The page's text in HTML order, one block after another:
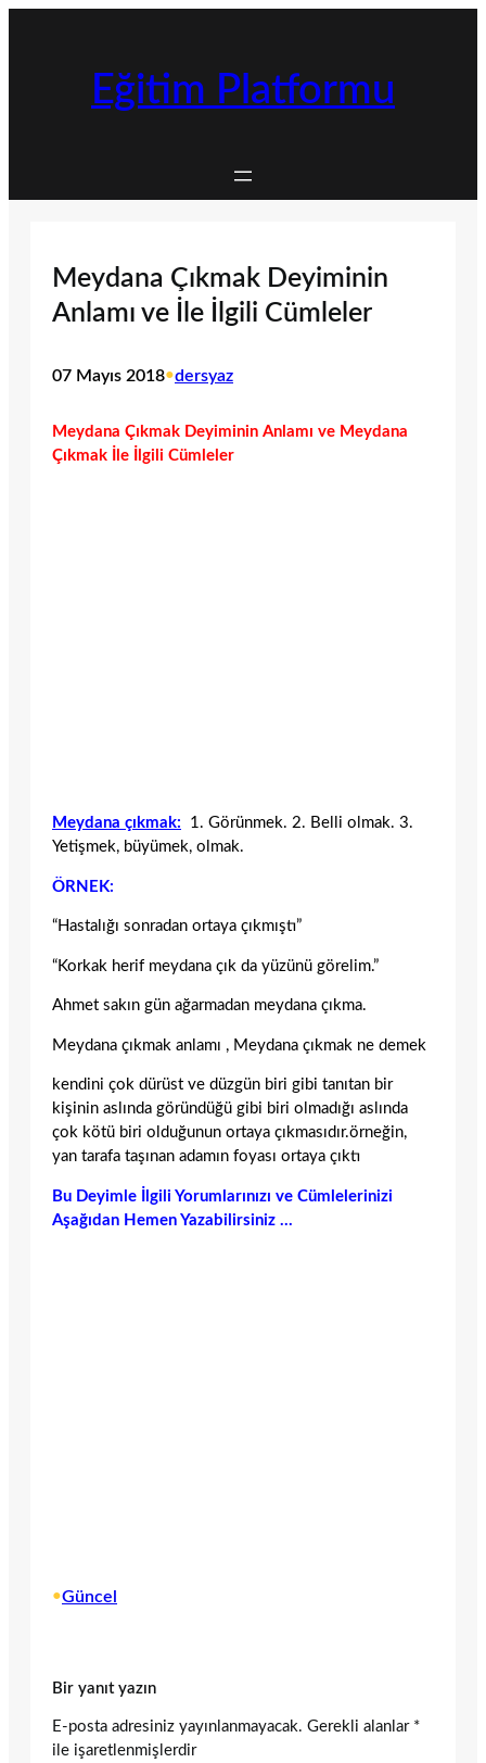
Eğitim Platformu
Meydana Çıkmak Deyiminin
Anlamı ve İle İlgili Cümleler
07 Mayıs 2018•dersyaz
Meydana Çıkmak Deyiminin Anlamı ve Meydana
Çıkmak İle İlgili Cümleler
Meydana çıkmak: 1. Görünmek. 2. Belli olmak. 3.
Yetişmek, büyümek, olmak.
ÖRNEK:
“Hastalığı sonradan ortaya çıkmıştı”
“Korkak herif meydana çık da yüzünü görelim.”
Ahmet sakın gün ağarmadan meydana çıkma.
Meydana çıkmak anlamı , Meydana çıkmak ne demek
kendini çok dürüst ve düzgün biri gibi tanıtan bir
kişinin aslında göründüğü gibi biri olmadığı aslında
çok kötü biri olduğunun ortaya çıkmasıdır.örneğin,
yan tarafa taşınan adamın foyası ortaya çıktı
Bu Deyimle İlgili Yorumlarınızı ve Cümlelerinizi
Aşağıdan Hemen Yazabilirsiniz …
•Güncel
Bir yanıt yazın
E-posta adresiniz yayınlanmayacak. Gerekli alanlar *
ile işaretlenmişlerdir